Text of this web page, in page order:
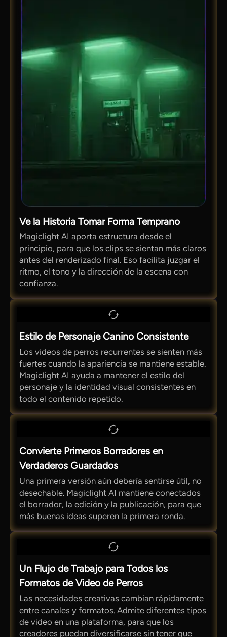
Ve la Historia Tomar Forma Temprano
Magiclight AI aporta estructura desde el
principio, para que los clips se sientan más claros
antes del renderizado final. Eso facilita juzgar el
ritmo, el tono y la dirección de la escena con
confianza.
Estilo de Personaje Canino Consistente
Los videos de perros recurrentes se sienten más
fuertes cuando la apariencia se mantiene estable.
Magiclight AI ayuda a mantener el estilo del
personaje y la identidad visual consistentes en
todo el contenido repetido.
Convierte Primeros Borradores en
Verdaderos Guardados
Una primera versión aún debería sentirse útil, no
desechable. Magiclight AI mantiene conectados
el borrador, la edición y la publicación, para que
más buenas ideas superen la primera ronda.
Un Flujo de Trabajo para Todos los
Formatos de Video de Perros
Las necesidades creativas cambian rápidamente
entre canales y formatos. Admite diferentes tipos
de video en una plataforma, para que los
creadores puedan diversificarse sin tener que